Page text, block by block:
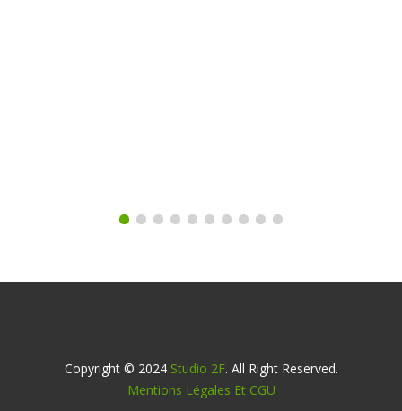
Copyright © 2024 Studio 2F. All Right Reserved.
Mentions Légales Et CGU